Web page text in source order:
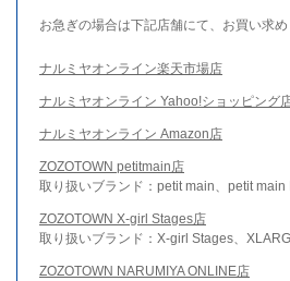
お急ぎの場合は下記店舗にて、お買い求め
ナルミヤオンライン楽天市場店
ナルミヤオンライン Yahoo!ショッピング
ナルミヤオンライン Amazon店
ZOZOTOWN petitmain店
取り扱いブランド：petit main、petit main
ZOZOTOWN X-girl Stages店
取り扱いブランド：X-girl Stages、
ZOZOTOWN NARUMIYA ONLINE店